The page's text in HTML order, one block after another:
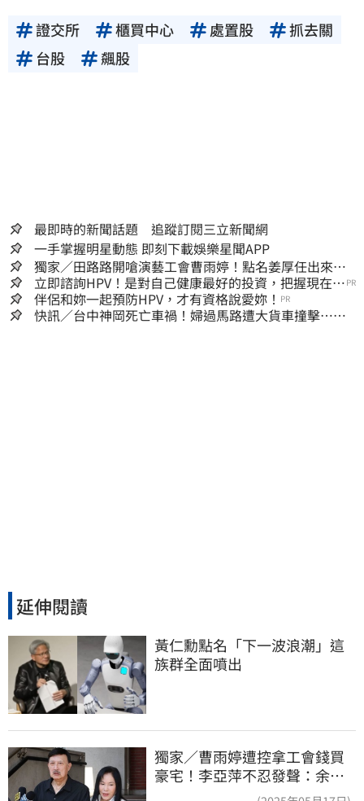
證交所 櫃買中心 處置股
抓去關
台股
飆股
最即時的新聞話題 追蹤訂閱三立新聞網
一手掌握明星動態 即刻下載娛樂星聞APP
獨家／田路路開嗆演藝工會曹雨婷！點名姜厚任出來
他16字回應了
立即諮詢HPV！是對自己健康最好的投資，把握現在不
嫌晚！
PR
伴侶和妳一起預防HPV，才有資格說愛妳！ PR
快訊／台中神岡死亡車禍！婦過馬路遭大貨車撞擊…下
延伸閱讀
黃仁勳點名「下一波浪潮」這
族群全面噴出
獨家／曹雨婷遭控拿工會錢買
豪宅！李亞萍不忍發聲：余天